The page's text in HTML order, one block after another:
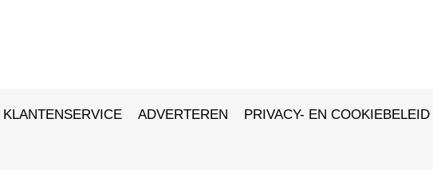
KLANTENSERVICE ADVERTEREN PRIVACY- EN COOKIEBELEID